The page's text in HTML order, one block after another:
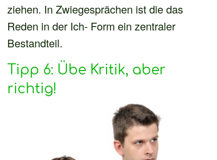
ziehen. In Zwiegesprächen ist die das
Reden in der Ich- Form ein zentraler
Bestandteil.
Tipp 6: Übe Kritik, aber
richtig!